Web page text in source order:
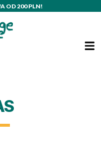
OD 200 PLN!